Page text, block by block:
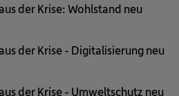
der Krise: Wohlstand neu
der Krise - Digitalisierung neu
der Krise - Umweltschutz neu